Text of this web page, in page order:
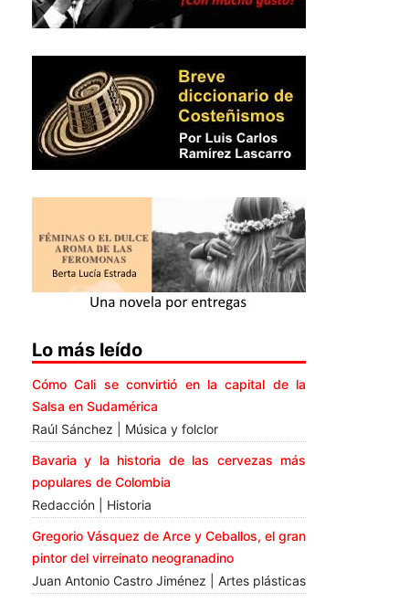
Lo más leído
Cómo Cali se convirtió en la capital de la
Salsa en Sudamérica
Raúl Sánchez | Música y folclor
Bavaria y la historia de las cervezas más
populares de Colombia
Redacción | Historia
Gregorio Vásquez de Arce y Ceballos, el gran
pintor del virreinato neogranadino
Juan Antonio Castro Jiménez | Artes plásticas